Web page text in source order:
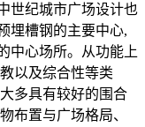
世纪城市广场设计也
埋槽钢的主要中心,
中心场所。从功能上
以及综合性等类
多具有较好的围合
布置与广场格局、